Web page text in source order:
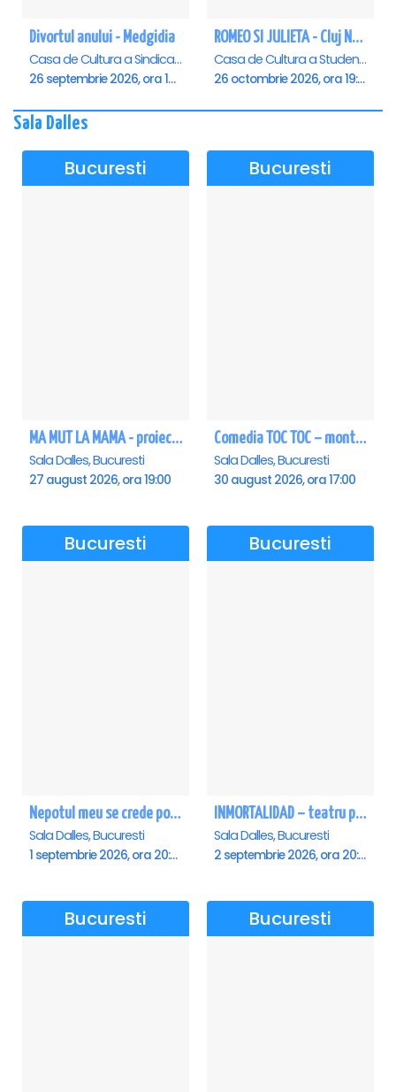
Divortul anului - Medgidia
Casa de Cultura a Sindicatelor Lucian Grigorescu, Medgidia
26 septembrie 2026, ora 19:00
ROMEO SI JULIETA - Cluj Napoca
Casa de Cultura a Studentilor Dumitru Farcas, Cluj-Napoca
26 octombrie 2026, ora 19:00
Sala Dalles
Bucuresti
MA MUT LA MAMA - proiectie film Dalles
Sala Dalles, Bucuresti
27 august 2026, ora 19:00
Bucuresti
Comedia TOC TOC – montarea originală
Sala Dalles, Bucuresti
30 august 2026, ora 17:00
Bucuresti
Nepotul meu se crede poet - Sala Dalles
Sala Dalles, Bucuresti
1 septembrie 2026, ora 20:00
Bucuresti
INMORTALIDAD – teatru poetic cu Magda Catone & Maxim Belciug
Sala Dalles, Bucuresti
2 septembrie 2026, ora 20:00
Bucuresti Bucuresti